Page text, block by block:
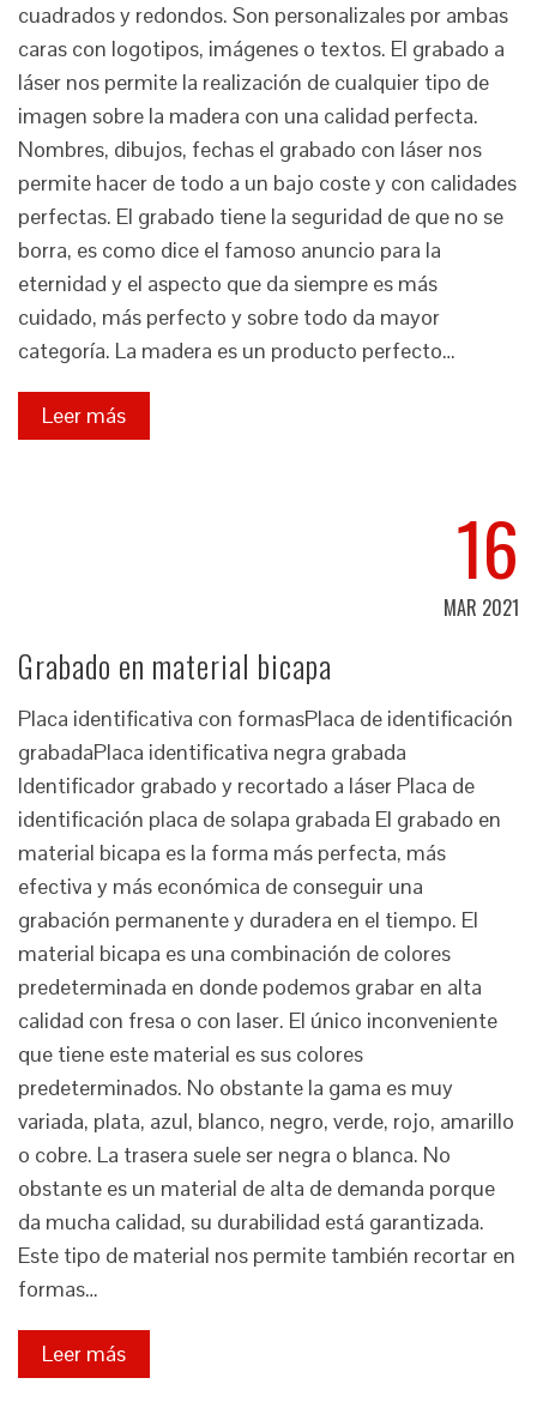
cuadrados y redondos. Son personalizales por ambas
caras con logotipos, imágenes o textos. El grabado a
láser nos permite la realización de cualquier tipo de
imagen sobre la madera con una calidad perfecta.
Nombres, dibujos, fechas el grabado con láser nos
permite hacer de todo a un bajo coste y con calidades
perfectas. El grabado tiene la seguridad de que no se
borra, es como dice el famoso anuncio para la
eternidad y el aspecto que da siempre es más
cuidado, más perfecto y sobre todo da mayor
categoría. La madera es un producto perfecto…
Leer más
16
MAR 2021
Grabado en material bicapa
Placa identificativa con formasPlaca de identificación
grabadaPlaca identificativa negra grabada
Identificador grabado y recortado a láser Placa de
identificación placa de solapa grabada El grabado en
material bicapa es la forma más perfecta, más
efectiva y más económica de conseguir una
grabación permanente y duradera en el tiempo. El
material bicapa es una combinación de colores
predeterminada en donde podemos grabar en alta
calidad con fresa o con laser. El único inconveniente
que tiene este material es sus colores
predeterminados. No obstante la gama es muy
variada, plata, azul, blanco, negro, verde, rojo, amarillo
o cobre. La trasera suele ser negra o blanca. No
obstante es un material de alta de demanda porque
da mucha calidad, su durabilidad está garantizada.
Este tipo de material nos permite también recortar en
formas…
Leer más